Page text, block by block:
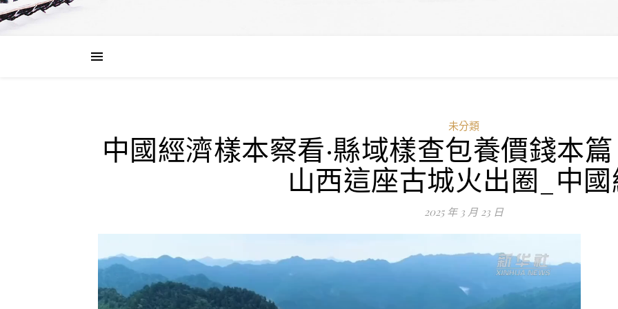
未分類
中國經濟樣本察看·縣域樣查包養價錢本
山西這座古城火出圈_中
2025 年 3 月 23 日